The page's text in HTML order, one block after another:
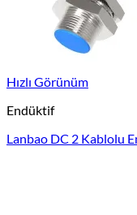
Hızlı Görünüm
Endüktif
Lanbao DC 2 Kablolu